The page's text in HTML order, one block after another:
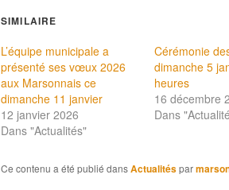
SIMILAIRE
L’équipe municipale a
présenté ses vœux 2026
aux Marsonnais ce
dimanche 11 janvier
12 janvier 2026
Dans "Actualités"
Cérémonie
dimanche 5
heures
16 décembre
Dans
Ce contenu a été publié dansActualitéspar